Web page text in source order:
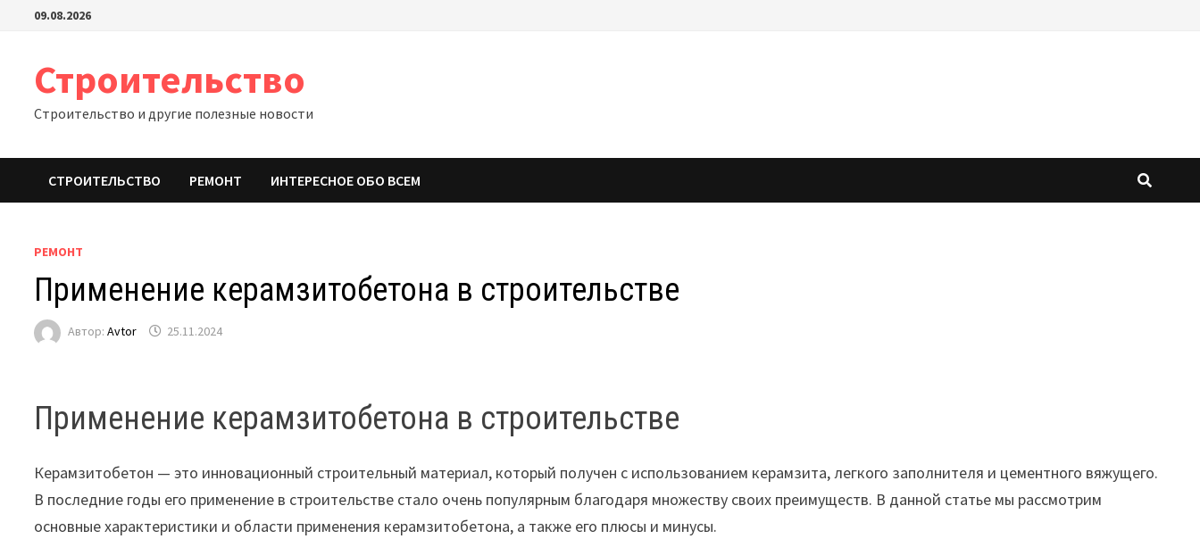
Перейти09.08.2026
Строительство
Строительство и другие полезные новости
СТРОИТЕЛЬСТВО РЕМОНТ ИНТЕРЕСНОЕ ОБО ВСЕМ
РЕМОНТ
Применение керамзитобетона в строительстве
Автор:Avtor 25.11.2024
Применение керамзитобетона в строительстве
Керамзитобетон — это инновационный строительный материал, который получен с использованием керамзита, легкого заполнителя и цементного вяжущего.
В последние годы его применение в строительстве стало очень популярным благодаря множеству своих преимуществ. В данной статье мы рассмотрим
основные характеристики и области применения керамзитобетона, а также его плюсы и минусы.